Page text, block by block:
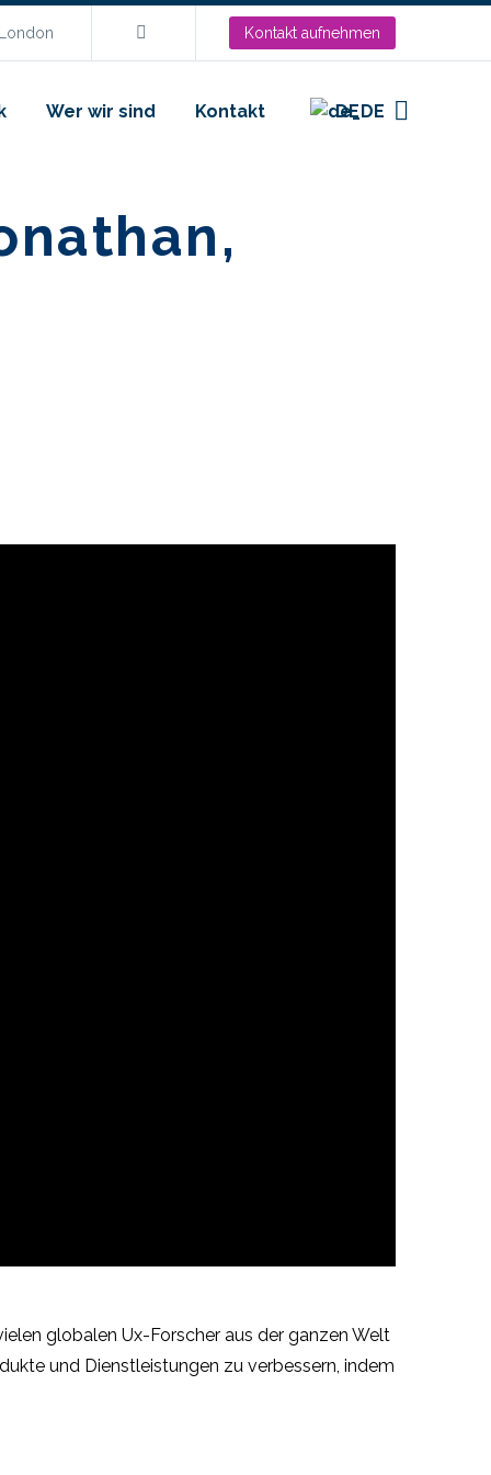
Kontakt aufnehmen
Wer wir sind Kontakt DE
globalen Ux-Forscher aus der ganzen Welt
und Dienstleistungen zu verbessern, indem